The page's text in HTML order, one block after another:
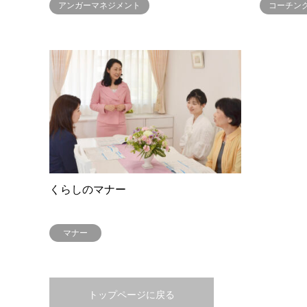
アンガーマネジメント コーチン
くらしのマナー
マナー
トップページに戻る